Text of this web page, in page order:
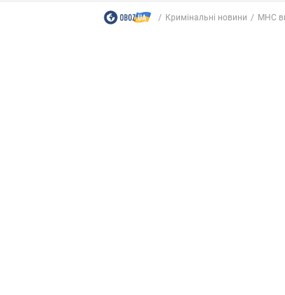
Кримінальні новини МНС